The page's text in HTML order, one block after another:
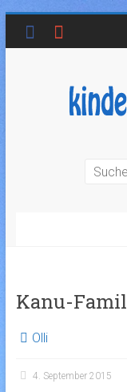
Kanu-
Olli
4. September 2015